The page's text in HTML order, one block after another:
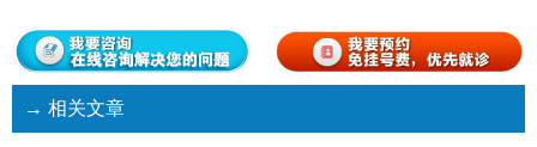
→ 相关文章